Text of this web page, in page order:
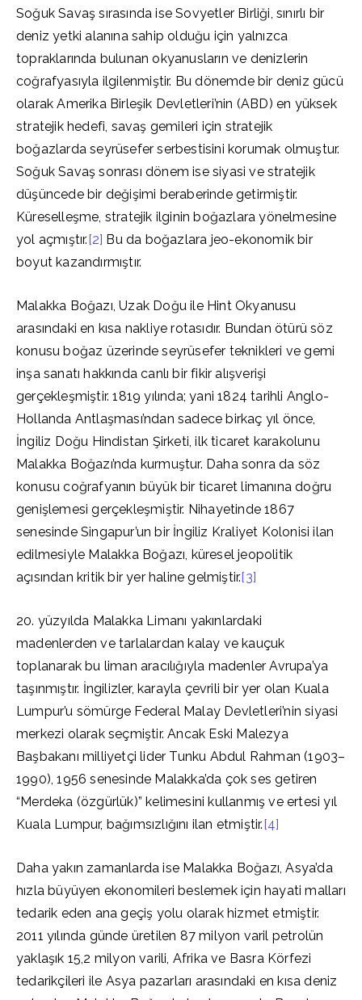
Soğuk Savaş sırasında ise Sovyetler Birliği, sınırlı bir
deniz yetki alanına sahip olduğu için yalnızca
topraklarında bulunan okyanusların ve denizlerin
coğrafyasıyla ilgilenmiştir. Bu dönemde bir deniz gücü
olarak Amerika Birleşik Devletleri’nin (ABD) en yüksek
stratejik hedefi, savaş gemileri için stratejik
boğazlarda seyrüsefer serbestisini korumak olmuştur.
Soğuk Savaş sonrası dönem ise siyasi ve stratejik
düşüncede bir değişimi beraberinde getirmiştir.
Küreselleşme, stratejik ilginin boğazlara yönelmesine
yol açmıştır.[2] Bu da boğazlara jeo-ekonomik bir
boyut kazandırmıştır.
Malakka Boğazı, Uzak Doğu ile Hint Okyanusu
arasındaki en kısa nakliye rotasıdır. Bundan ötürü söz
konusu boğaz üzerinde seyrüsefer teknikleri ve gemi
inşa sanatı hakkında canlı bir fikir alışverişi
gerçekleşmiştir. 1819 yılında; yani 1824 tarihli Anglo-
Hollanda Antlaşması’ndan sadece birkaç yıl önce,
İngiliz Doğu Hindistan Şirketi, ilk ticaret karakolunu
Malakka Boğazı’nda kurmuştur. Daha sonra da söz
konusu coğrafyanın büyük bir ticaret limanına doğru
genişlemesi gerçekleşmiştir. Nihayetinde 1867
senesinde Singapur’un bir İngiliz Kraliyet Kolonisi ilan
edilmesiyle Malakka Boğazı, küresel jeopolitik
açısından kritik bir yer haline gelmiştir.[3]
20. yüzyılda Malakka Limanı yakınlardaki
madenlerden ve tarlalardan kalay ve kauçuk
toplanarak bu liman aracılığıyla madenler Avrupa’ya
taşınmıştır. İngilizler, karayla çevrili bir yer olan Kuala
Lumpur’u sömürge Federal Malay Devletleri’nin siyasi
merkezi olarak seçmiştir. Ancak Eski Malezya
Başbakanı milliyetçi lider Tunku Abdul Rahman (1903–
1990), 1956 senesinde Malakka’da çok ses getiren
“Merdeka (özgürlük)” kelimesini kullanmış ve ertesi yıl
Kuala Lumpur, bağımsızlığını ilan etmiştir.[4]
Daha yakın zamanlarda ise Malakka Boğazı, Asya’da
hızla büyüyen ekonomileri beslemek için hayati malları
tedarik eden ana geçiş yolu olarak hizmet etmiştir.
2011 yılında günde üretilen 87 milyon varil petrolün
yaklaşık 15,2 milyon varili, Afrika ve Basra Körfezi
tedarikçileri ile Asya pazarları arasındaki en kısa deniz